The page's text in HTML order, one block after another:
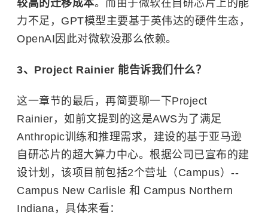
较高的迁移成本。而由于微软在自研芯片上的能
力不足，GPT模型主要基于英伟达的硬件生态，
OpenAI因此对微软没那么依赖。
3、Project Rainier 能告诉我们什么？
这一章节的最后，再简要聊一下Project
Rainier，如前文提到的这是AWS为了满足
Anthropic训练和推理需求，建设的基于亚马逊
自研芯片的超大算力中心。根据公司已宣布的建
设计划，该项目前包括2个营址（Campus）--
Campus New Carlisle 和 Campus Northern
Indiana，具体来看：